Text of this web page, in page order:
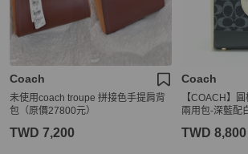
Coach
未使用coach troupe 拼接色手提肩背
包（原價27800元）
TWD 7,200
Coach
【COACH】
兩用包-深藍配
TWD 8,800